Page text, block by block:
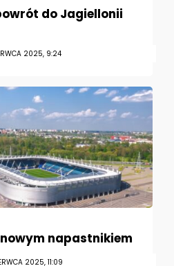
do Jagiellonii
2025, 9:24
napastnikiem
2025, 11:09